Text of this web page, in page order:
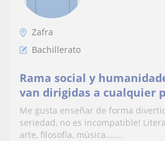
Zafra
Bachillerato
Rama social y
van dirigidas a cualquier
cursando bachillerato.
selectividad etc.
Me gusta enseñar de forma
seriedad, no es incompatible!
arte, filosofía, música.......